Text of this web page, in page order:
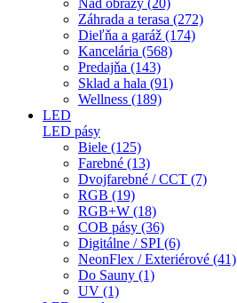
Nad obrazy (20)
Záhrada a terasa (272)
Dieľňa a garáž (174)
Kancelária (568)
Predajňa (143)
Sklad a hala (91)
Wellness (189)
LED
LED pásy
Biele (125)
Farebné (13)
Dvojfarebné / CCT (7)
RGB (19)
RGB+W (18)
COB pásy (36)
Digitálne / SPI (6)
NeonFlex / Exteriérové (41)
Do Sauny (1)
UV (1)